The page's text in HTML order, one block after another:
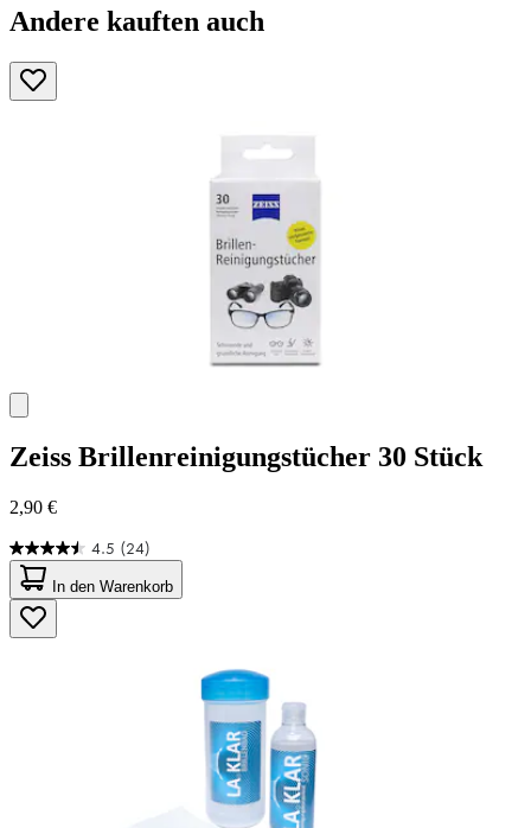
Andere kauften auch
Zeiss Brillenreinigungstücher 30 Stück
2,90 €
4.5 (24)
4.5
von
5
Sternen.
24
In den Warenkorb